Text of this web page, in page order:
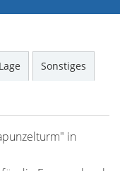
Lage Sonstiges
in